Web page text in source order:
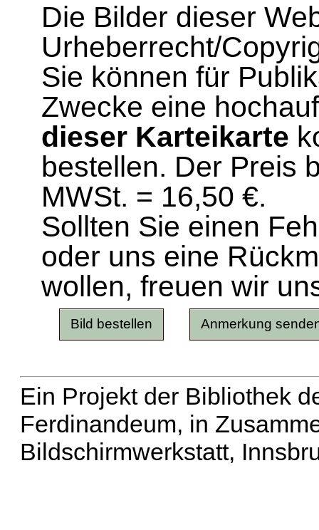
Die Bilder dieser
Urheberrecht/
Sie können für
Zwecke eine
dieser Karteikarte
bestellen. Der Preis
MWSt. = 16,50 €.
Sollten Sie einen
oder uns eine
wollen, freuen wir
Ein Projekt der Bibliothek
Ferdinandeum, in
Bildschirmwerkstatt,